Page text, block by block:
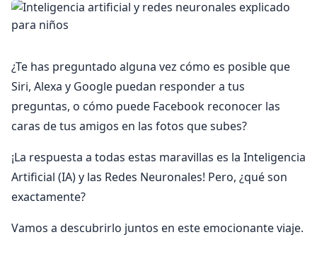
¿Te has preguntado alguna vez cómo es posible que
Siri, Alexa y Google puedan responder a tus
preguntas, o cómo puede Facebook reconocer las
caras de tus amigos en las fotos que subes?
¡La respuesta a todas estas maravillas es la Inteligencia
Artificial (IA) y las Redes Neuronales! Pero, ¿qué son
exactamente?
Vamos a descubrirlo juntos en este emocionante viaje.